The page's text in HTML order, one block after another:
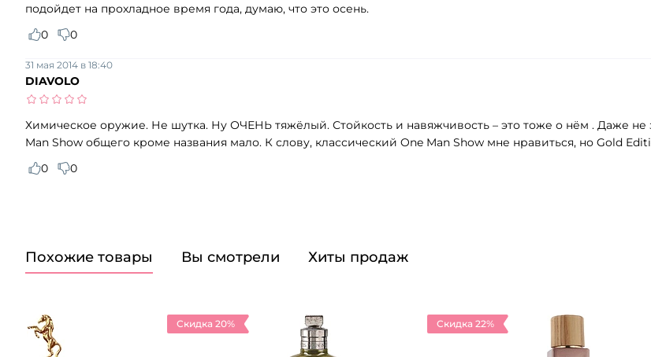
подойдет на прохладное время года, думаю, что это осень.
0
0
DIAVOLO
31 мая 2014 в 18:40
Химическое оружие. Не шутка. Ну ОЧЕНЬ тяжёлый. Стойкость и навяжчивость – это тоже о нём . Даже
Man Show общего кроме названия мало. К слову, классический One Man Show мне нравиться, но Gold
0
0
Похожие товары Вы смотрели Хиты продаж
Скидка 20% Скидка 22%